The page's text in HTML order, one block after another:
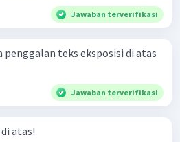
Jawaban terverifikasi
penggalan teks eksposisi di atas
Jawaban terverifikasi
atas!